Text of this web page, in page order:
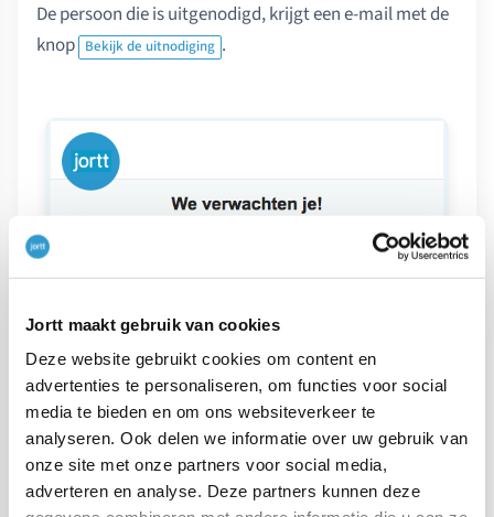
Jortt maakt gebruik van cookies
Deze website gebruikt cookies om content en
advertenties te personaliseren, om functies voor social
media te bieden en om ons websiteverkeer te
analyseren. Ook delen we informatie over uw gebruik van
onze site met onze partners voor social media,
adverteren en analyse. Deze partners kunnen deze
De persoon die is uitgenodigd, krijgt een e-mail met de
knop Bekijk de uitnodiging .